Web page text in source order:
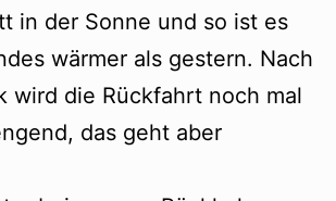
in der Sonne und so ist es
wärmer als gestern. Nach
wird die Rückfahrt noch mal
das geht aber